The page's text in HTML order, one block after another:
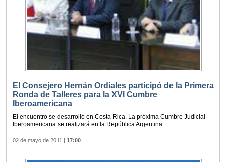
El Consejero Hernán Ordiales participó de la Primera
Ronda de Talleres para la XVI Cumbre
Iberoamericana
El encuentro se desarrolló en Costa Rica. La próxima Cumbre Judicial
Iberoamericana se realizará en la República Argentina.
02 de mayo de 2011 17:00